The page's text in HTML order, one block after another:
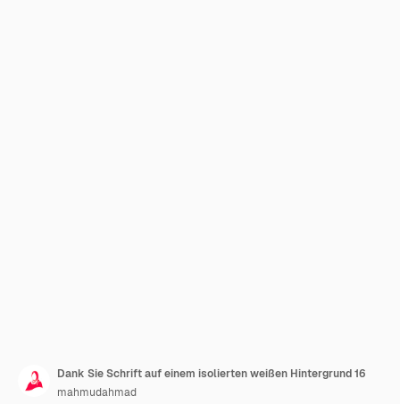
Dank Sie Schrift auf einem isolierten weißen Hintergrund 16
mahmudahmad